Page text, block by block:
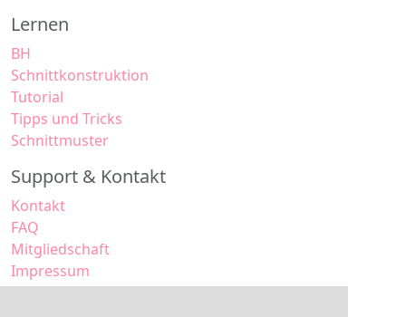
Lernen
BH
Schnittkonstruktion
Tutorial
Tipps und Tricks
Schnittmuster
Support & Kontakt
Kontakt
FAQ
Mitgliedschaft
Impressum
Datenschutz